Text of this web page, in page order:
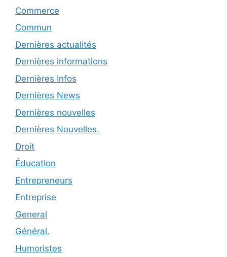
Commerce
Commun
Dernières actualités
Dernières informations
Dernières Infos
Dernières News
Dernières nouvelles
Dernières Nouvelles.
Droit
Éducation
Entrepreneurs
Entreprise
General
Général.
Humoristes